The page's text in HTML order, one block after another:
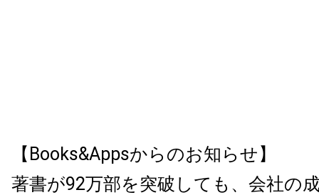
【Books&Appsからのお知らせ】
著書が92万部を突破しても、会社の